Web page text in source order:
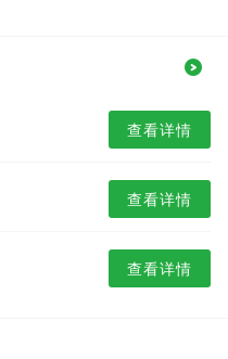
查看详情
查看详情
查看详情